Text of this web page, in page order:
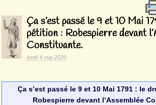
Ça s’est passé le 9 et 10 Mai
pétition : Robespierre devant
Constituante.
lundi 4 mai 2020
Ça s’est passé le 9 et 10 Mai 1791 : le
Robespierre devant l’Assemblée